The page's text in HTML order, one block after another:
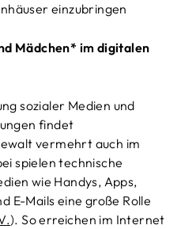
einzubringen
Mädchen* im digitalen
sozialer Medien und
findet
vermehrt auch im
spielen technische
wie Handys, Apps,
E-Mails eine große Rolle
). So erreichen im Internet